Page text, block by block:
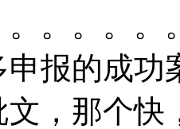
。。。。
报的成功
文，那个